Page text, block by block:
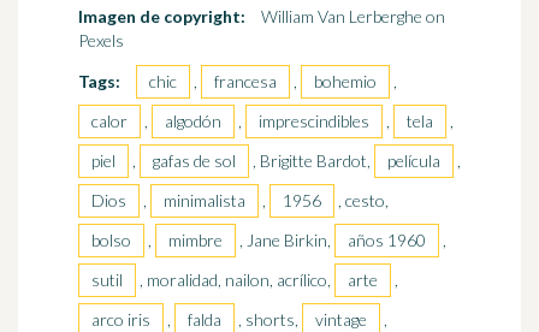
Imagen de copyright:
William Van Lerberghe on
Pexels
Tags:
chic , francesa , bohemio
,
calor
, algodón , imprescindibles , tela
,
piel
, gafas de sol , Brigitte Bardot, película
,
Dios
, minimalista , 1956
, cesto,
bolso
, mimbre , Jane Birkin, años 1960
,
sutil
, moralidad, nailon, acrílico, arte
,
arco iris
, falda , shorts, vintage
,